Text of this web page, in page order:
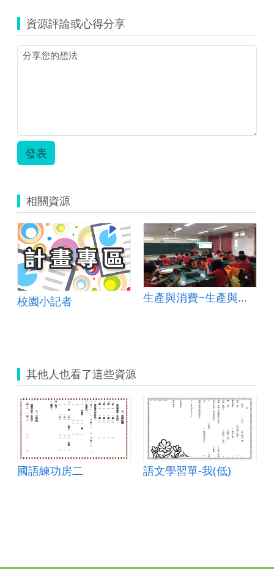
資源評論或心得分享
發表
相關資源
校園小記者 生產與消費~生產與消費的關係
其他人也看了這些資源
國語練功房二 語文學習單-我(低)